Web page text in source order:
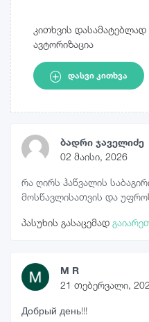
კითხვის
ავტორიზაცია
ᲓᲐᲡᲕᲘ ᲙᲘᲗᲮᲕᲐ
ბადრი ჯაველიძე
02 მაისი, 2026
რა ღირს ჰაწვალის
მოსწავლისათვის და
პასუხის გასაცემად
M R
21 თებერვალი,
Добрый день!!!